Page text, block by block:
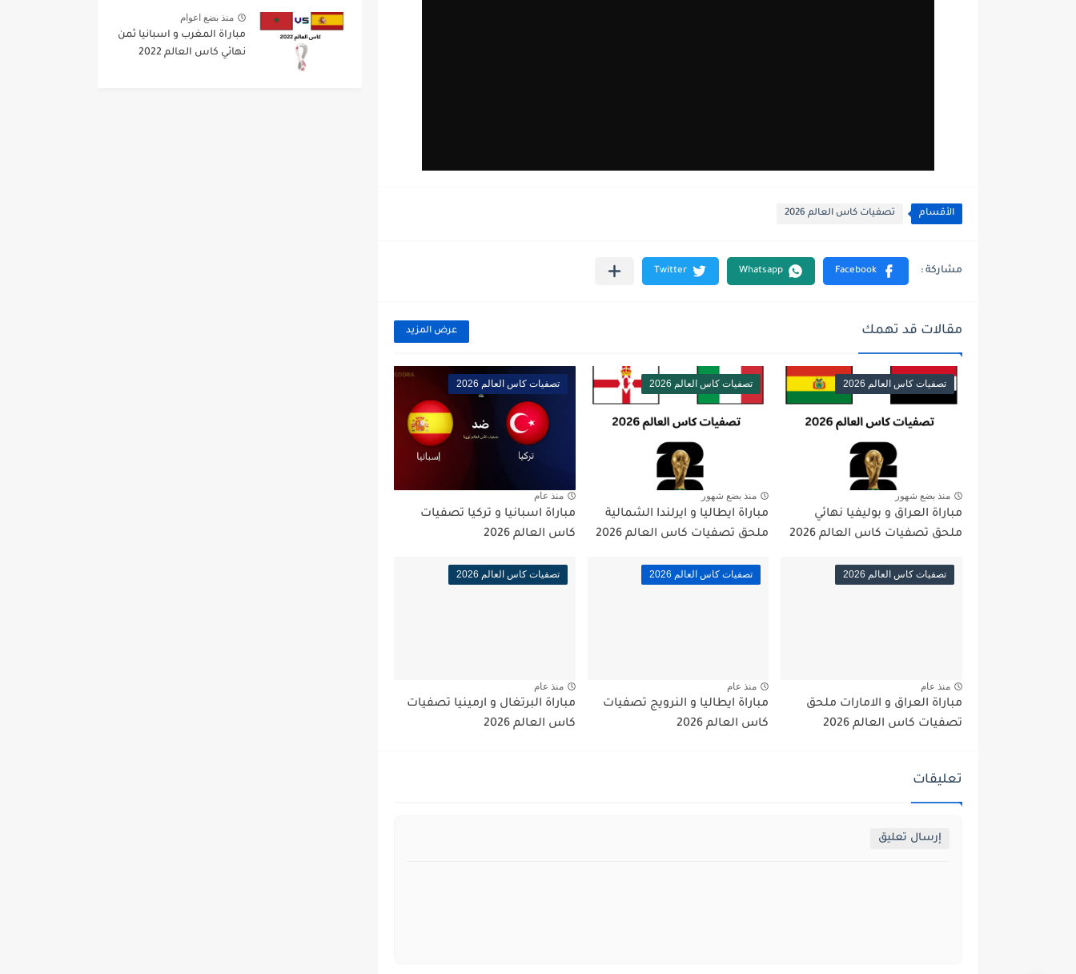
الأقسام تصفيات كاس العالم 2026
مقالات قد تهمك عرض المزيد
تصفيات كاس العالم 2026
منذ بضع شهور
مباراة العراق و بوليفيا نهائي
ملحق تصفيات كاس العالم 2026
تصفيات كاس العالم 2026
منذ بضع شهور
مباراة ايطاليا و ايرلندا الشمالية
ملحق تصفيات كاس العالم 2026
تصفيات كاس العالم 2026
منذ عام
مباراة اسبانيا و تركيا تصفيات
كاس العالم 2026
تصفيات كاس العالم 2026
منذ عام
مباراة العراق و الامارات ملحق
تصفيات كاس العالم 2026
تصفيات كاس العالم 2026
منذ عام
مباراة ايطاليا و النرويج تصفيات
كاس العالم 2026
تصفيات كاس العالم 2026
منذ عام
مباراة البرتغال و ارمينيا تصفيات
كاس العالم 2026
تعليقات
إرسال تعليق
منذ بضع اعوام
مباراة المغرب و اسبانيا ثمن
نهائي كاس العالم 2022